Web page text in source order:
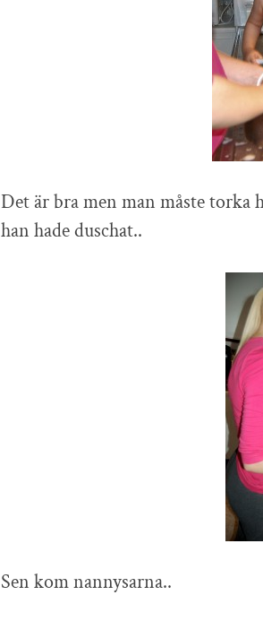
Det är bra men man måste torka
han hade duschat..
Sen kom nannysarna..